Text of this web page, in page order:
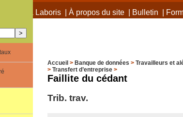
de Terra Laboris| À propos du site| Bulletin
Accueil > Banque de données > Travailleurs et
> Transfert d’entreprise>
Faillite du cédant
Trib. trav.